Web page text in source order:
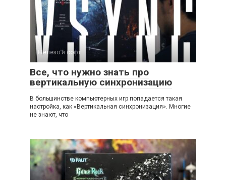
Железо и софт
Все, что нужно знать про
вертикальную синхронизацию
В большинстве компьютерных игр попадается такая
настройка, как «Вертикальная синхронизация». Многие
не знают, что